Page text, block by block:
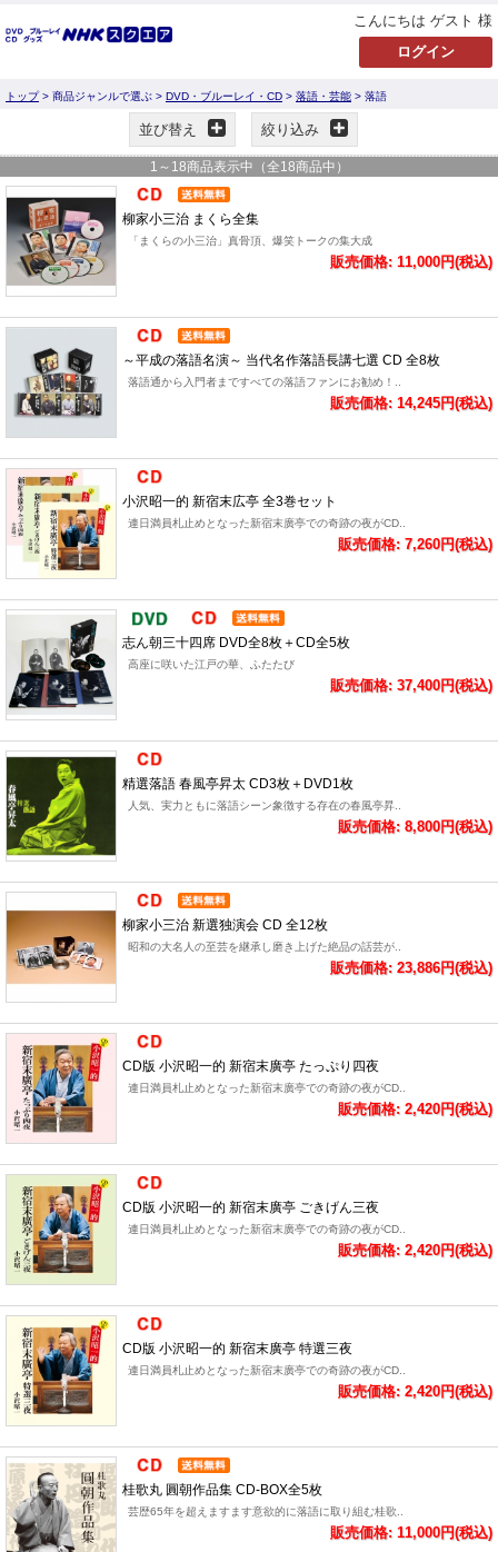
こんにちは ゲスト 様
トップ> 商品ジャンルで選ぶ > DVD・ブルーレイ・CD > 落語・芸能 > 落語
並び替え 絞り込み
1 ～ 18商品表示中（全18商品中）
柳家小三治 まくら全集
「まくらの小三治」真骨頂、爆笑トークの集大成
販売価格: 11,000円(税込)
～平成の落語名演～ 当代名作落語長講七選 CD 全8枚
落語通から入門者まですべての落語ファンにお勧め！..
販売価格: 14,245円(税込)
小沢昭一的 新宿末広亭 全3巻セット
連日満員札止めとなった新宿末廣亭での奇跡の夜がCD..
販売価格: 7,260円(税込)
志ん朝三十四席 DVD全8枚＋CD全5枚
高座に咲いた江戸の華、ふたたび
販売価格: 37,400円(税込)
精選落語 春風亭昇太 CD3枚＋DVD1枚
人気、実力ともに落語シーン象徴する存在の春風亭昇..
販売価格: 8,800円(税込)
柳家小三治 新選独演会 CD 全12枚
昭和の大名人の至芸を継承し磨き上げた絶品の話芸が..
販売価格: 23,886円(税込)
CD版 小沢昭一的 新宿末廣亭 たっぷり四夜
連日満員札止めとなった新宿末廣亭での奇跡の夜がCD..
販売価格: 2,420円(税込)
CD版 小沢昭一的 新宿末廣亭 ごきげん三夜
連日満員札止めとなった新宿末廣亭での奇跡の夜がCD..
販売価格: 2,420円(税込)
CD版 小沢昭一的 新宿末廣亭 特選三夜
連日満員札止めとなった新宿末廣亭での奇跡の夜がCD..
販売価格: 2,420円(税込)
桂歌丸 圓朝作品集 CD-BOX全5枚
芸歴65年を超えますます意欲的に落語に取り組む桂歌..
販売価格: 11,000円(税込)